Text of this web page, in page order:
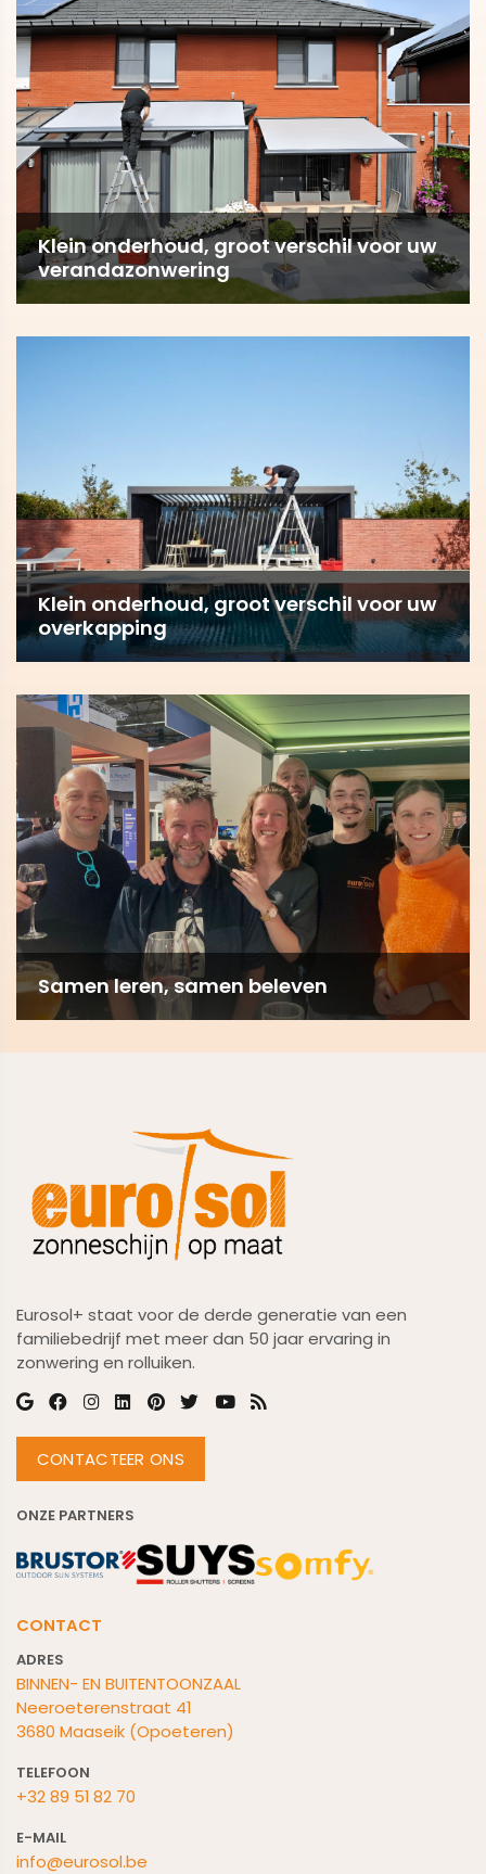
Klein onderhoud, groot verschil voor uw
verandazonwering
Klein onderhoud, groot verschil voor uw
overkapping
Samen leren, samen beleven
Eurosol+ staat voor de derde generatie van een
familiebedrijf met meer dan 50 jaar ervaring in
zonwering en rolluiken.
CONTACTEER ONS
ONZE PARTNERS
CONTACT
ADRES
BINNEN- EN BUITENTOONZAAL
Neeroeterenstraat 41
3680 Maaseik (Opoeteren)
TELEFOON
+32 89 51 82 70
E-MAIL
info@eurosol.be